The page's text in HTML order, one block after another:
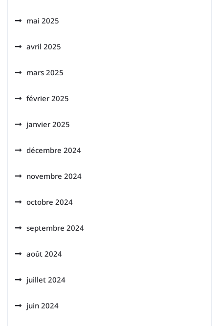
mai 2025
avril 2025
mars 2025
février 2025
janvier 2025
décembre 2024
novembre 2024
octobre 2024
septembre 2024
août 2024
juillet 2024
juin 2024